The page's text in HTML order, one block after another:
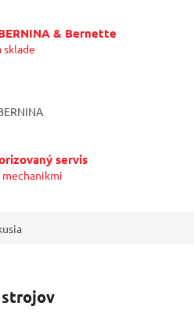
& Bernette
sklade
servis
strojov